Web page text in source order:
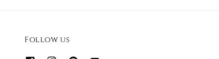
Follow us